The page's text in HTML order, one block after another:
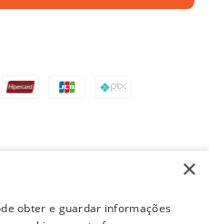
e frete válidos apenas
×
obter e guardar informações